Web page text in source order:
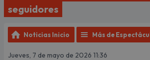
seguidores
Noticias Inicio Más de
Jueves, 7 de mayo de 2026 11:36